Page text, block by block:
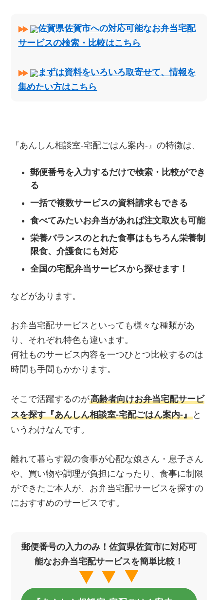
佐賀県佐賀市への対応可能なお弁当宅配
サービスの検索・比較はこちら
まずは資料をいろいろ取寄せて、情報を
集めたい方はこちら
『あんしん相談室‐宅配ごはん案内‐』の特徴は、
郵便番号を入力するだけで検索・比較ができ
る
一括で複数サービスの資料請求もできる
食べてみたいお弁当があれば注文取次も可能
栄養バランスのとれた食事はもちろん栄養制
限食、介護食にも対応
全国の宅配弁当サービスから探せます！
などがあります。
お弁当宅配サービスといっても様々な種類があ
り、それぞれ特色も違います。
何社ものサービス内容を一つひとつ比較するのは
時間も手間もかかります。
そこで活躍するのが高齢者向けお弁当宅配サービ
スを探す『あんしん相談室‐宅配ごはん案内‐』 と
いうわけなんです。
離れて暮らす親の食事が心配な娘さん・息子さん
や、買い物や調理が負担になったり、食事に制限
ができたご本人が、お弁当宅配サービスを探すの
におすすめのサービスです。
郵便番号の入力のみ！佐賀県佐賀市に対応可
能なお弁当宅配サービスを簡単比較！